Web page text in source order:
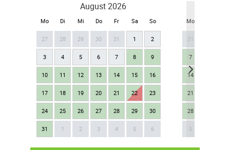
August 2026
Mo Di Mi Do Fr Sa So
27 28 29 30 31 1 2
3 4 5 6 7 8 9
10 11 12 13 14 15 16
17 18 19 20 21 22 23
24 25 26 27 28 29 30
31 1 2 3 4 5 6
Mo
31
7
14
21
28
5
Next